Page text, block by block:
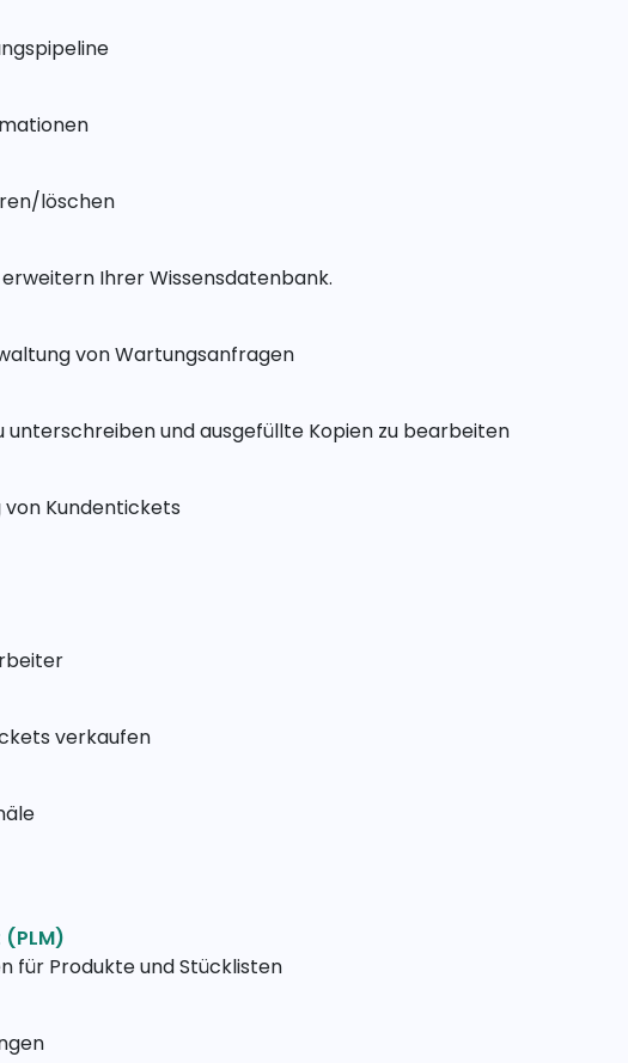
löschen
Ihrer Wissensdatenbank.
von Wartungsanfragen
unterschreiben und ausgefüllte Kopien zu bearbeiten
von Kundentickets
verkaufen
für Produkte und Stücklisten